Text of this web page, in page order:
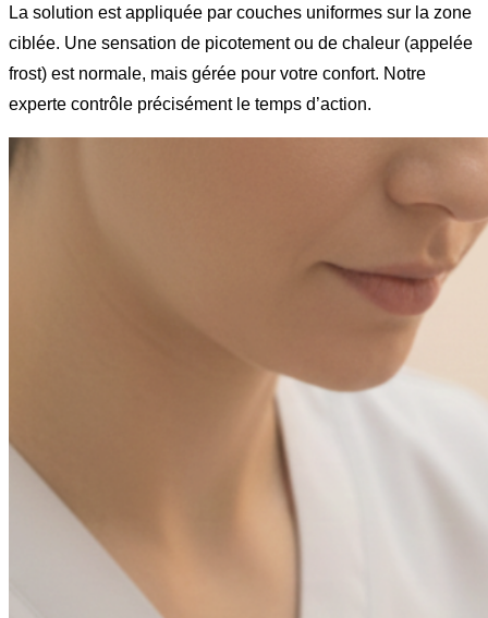
La solution est appliquée par couches uniformes sur la zone
ciblée. Une sensation de picotement ou de chaleur (appelée
frost) est normale, mais gérée pour votre confort. Notre
experte contrôle précisément le temps d’action.